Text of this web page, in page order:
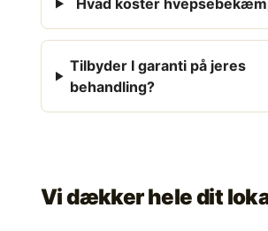
Hvad koster
Tilbyder I garanti på jeres
behandling?
Vi dækker hele dit